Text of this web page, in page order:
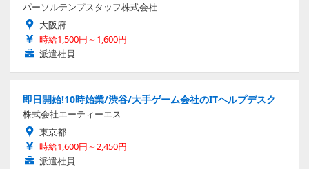
パーソルテンプスタッフ株式会社
大阪府
時給1,500円～1,600円
派遣社員
即日開始!10時始業/渋谷/大手ゲーム会社のITヘルプデスク
株式会社エーティーエス
東京都
時給1,600円～2,450円
派遣社員